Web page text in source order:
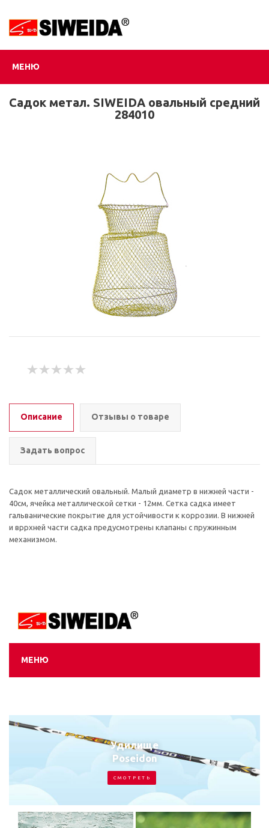
МЕНЮ
Садок метал. SIWEIDA овальный средний
284010
Описание Отзывы о товаре
Задать вопрос
Садок металлический овальный. Малый диаметр в нижней части -
40см, ячейка металлической сетки - 12мм. Сетка садка имеет
гальванические покрытие для устойчивости к коррозии. В нижней
и вррхней части садка предусмотрены клапаны с пружинным
механизмом.
МЕНЮ
Удилище
Poseidon
С М О Т Р Е Т Ь